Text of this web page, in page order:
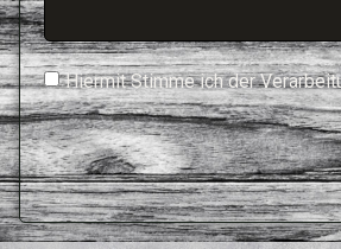
Hiermit Stimme ich der